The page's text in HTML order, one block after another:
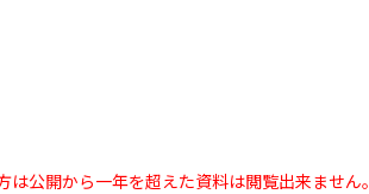
は公開から一年を超えた資料は閲覧出来ません。